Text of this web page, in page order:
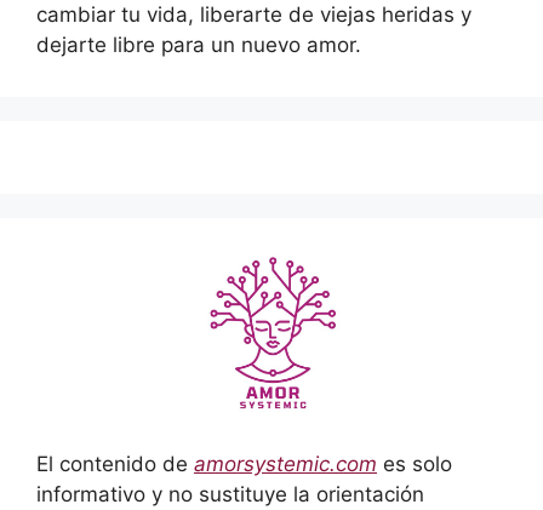
cambiar tu vida, liberarte de viejas heridas y
dejarte libre para un nuevo amor.
El contenido de amorsystemic.com es solo
informativo y no sustituye la orientación